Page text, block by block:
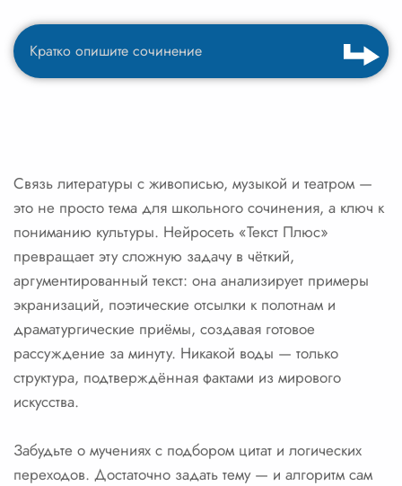
Связь литературы с живописью, музыкой и театром —
это не просто тема для школьного сочинения, а ключ к
пониманию культуры. Нейросеть «Текст Плюс»
превращает эту сложную задачу в чёткий,
аргументированный текст: она анализирует примеры
экранизаций, поэтические отсылки к полотнам и
драматургические приёмы, создавая готовое
рассуждение за минуту. Никакой воды — только
структура, подтверждённая фактами из мирового
искусства.
Забудьте о мучениях с подбором цитат и логических
переходов. Достаточно задать тему — и алгоритм сам